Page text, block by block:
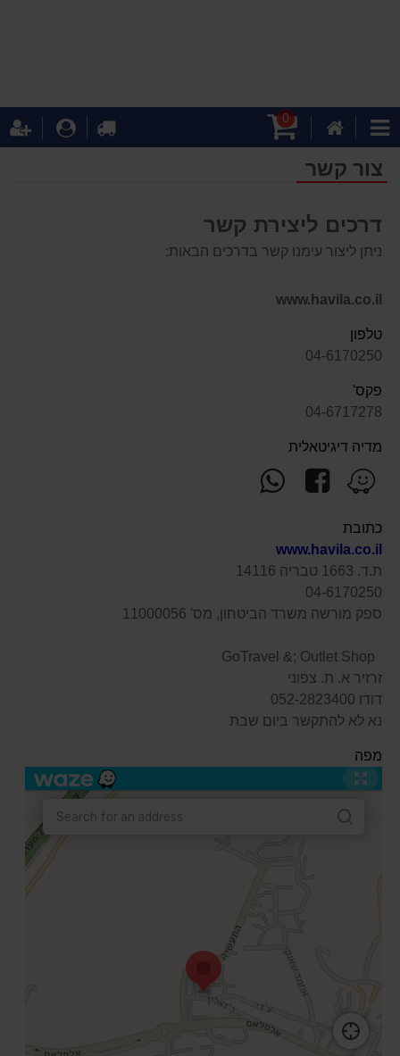
קטגוריותהבית
קניות
0 לקופה
צור קשר
דרכים ליצירת קשר
ניתן ליצור עימנו קשר בדרכים הבאות:
www.havila.co.il
טלפון
04-6170250
פקס'
04-6717278
מדיה דיגיטאלית
מצא
אותנו
עקוב
אחרינו
כתובת
www.havila.co.il
ת.ד. 1663 טבריה 14116
04-6170250
ספק מורשה משרד הביטחון, מס' 11000056
זרזיר א. ת. צפוני
דודו 052-2823400
נא לא להתקשר ביום שבת
מפה